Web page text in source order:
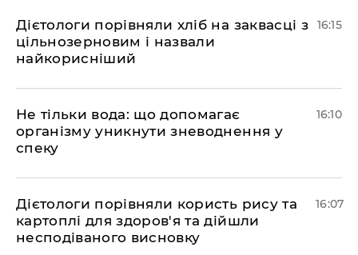
Дієтологи порівняли хліб на заквасці з
цільнозерновим і назвали
найкорисніший
16:15
Не тільки вода: що допомагає
організму уникнути зневоднення у
спеку
16:10
Дієтологи порівняли користь рису та
картоплі для здоров'я та дійшли
несподіваного висновку
16:07